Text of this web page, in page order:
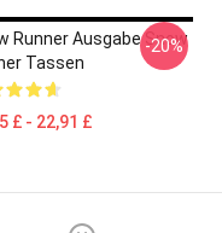
Runner Ausgabe Snow
Tassen
£ - 22,91 £
-20%